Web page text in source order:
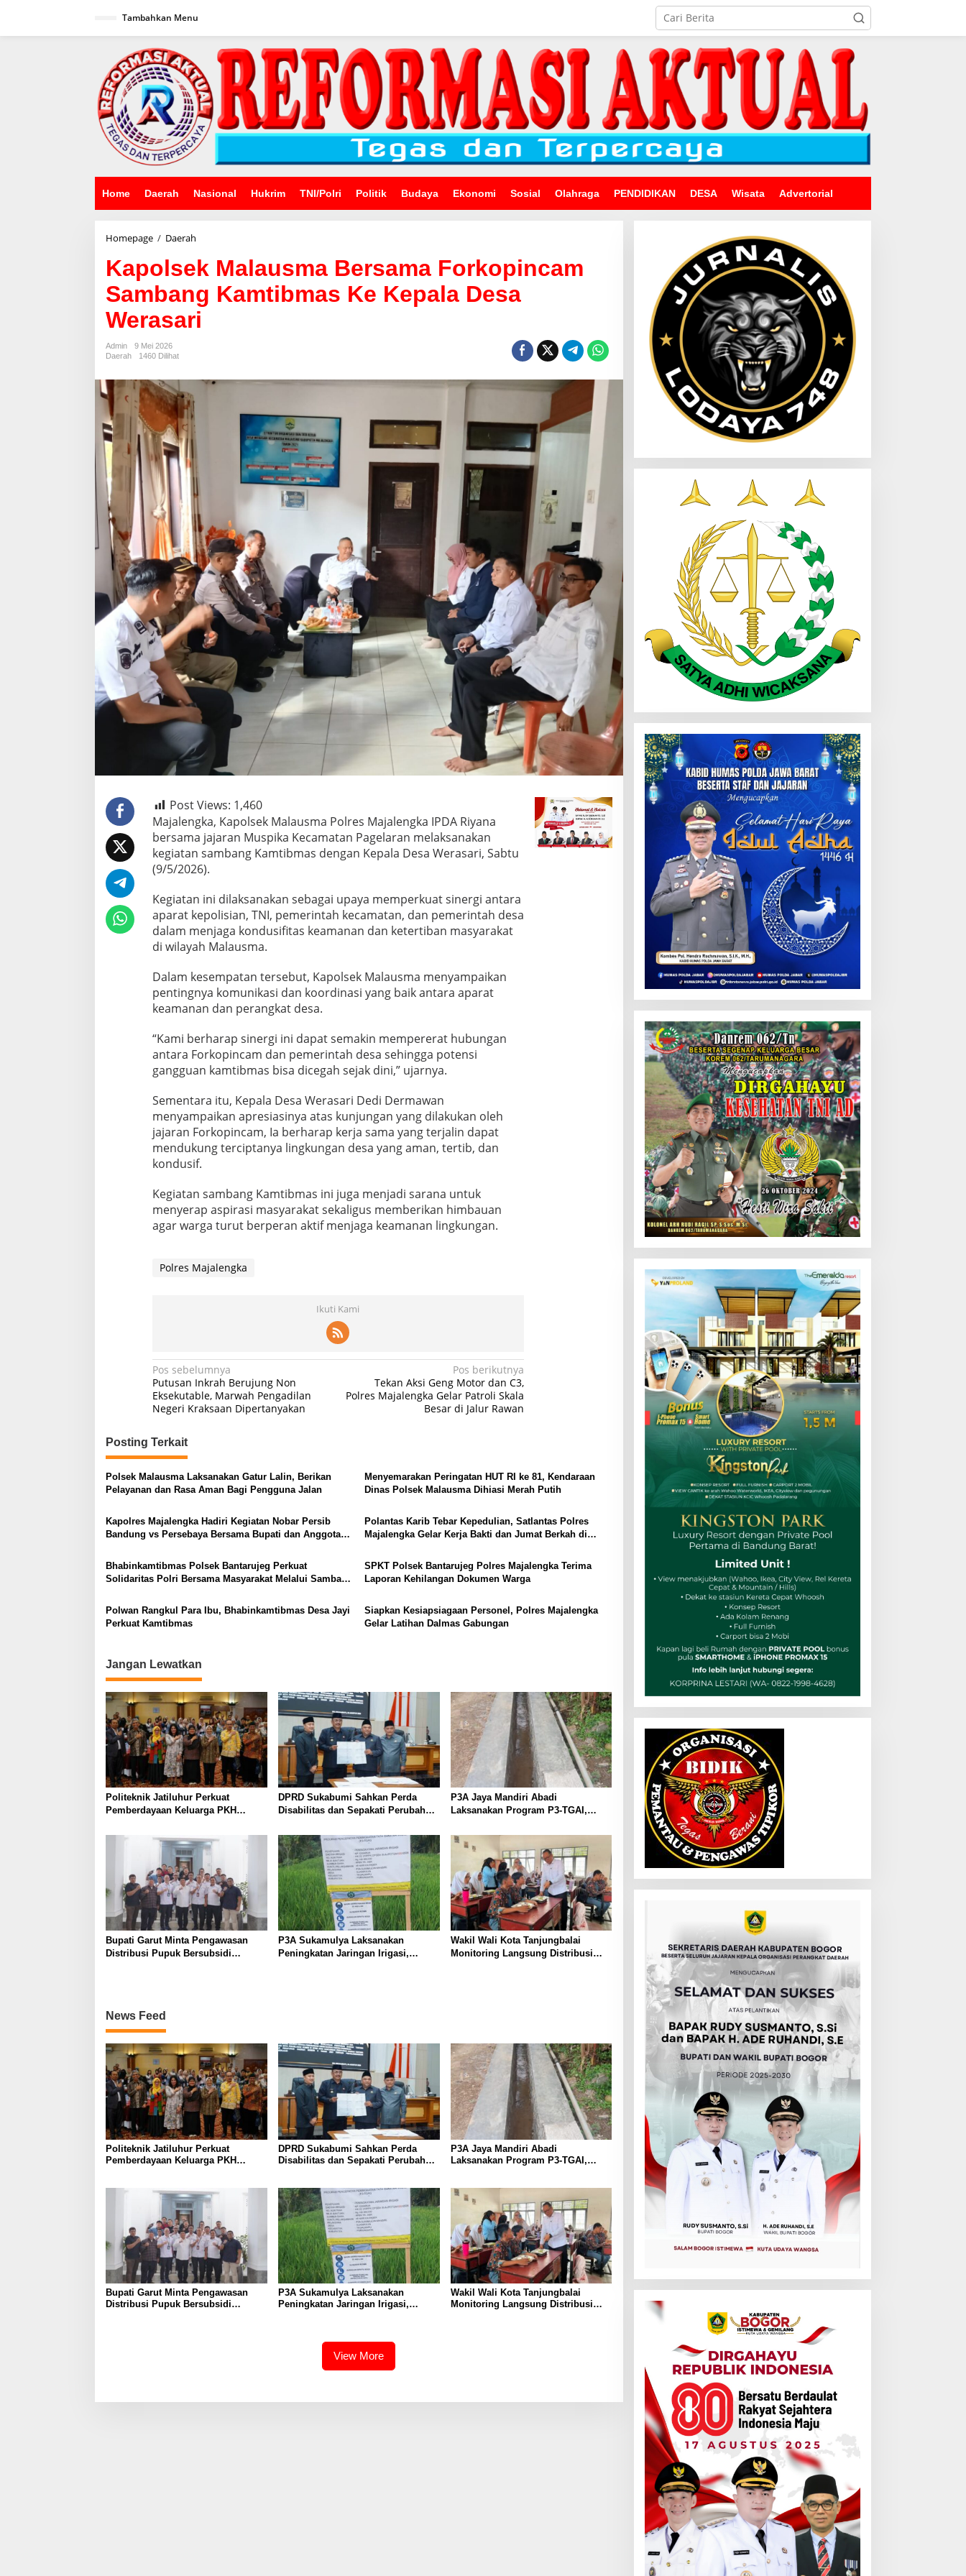
Tambahkan Menu
Home Daerah Nasional Hukrim TNI/Polri Politik Budaya Ekonomi Sosial Olahraga PENDIDIKAN DESA Wisata Advertorial
Homepage / Daerah
Bersama
Forkopincam
Sambang
Kamtibmas
Ke
Kepala
Kapolsek Malausma Bersama Forkopincam
Sambang Kamtibmas Ke Kepala Desa
Werasari
Admin
9 Mei 2026
Daerah
1460 Dilihat
Post Views: 1,460
Majalengka, Kapolsek Malausma Polres Majalengka IPDA Riyana
bersama jajaran Muspika Kecamatan Pagelaran melaksanakan
kegiatan sambang Kamtibmas dengan Kepala Desa Werasari, Sabtu
(9/5/2026).
Kegiatan ini dilaksanakan sebagai upaya memperkuat sinergi antara
aparat kepolisian, TNI, pemerintah kecamatan, dan pemerintah desa
dalam menjaga kondusifitas keamanan dan ketertiban masyarakat
di wilayah Malausma.
Dalam kesempatan tersebut, Kapolsek Malausma menyampaikan
pentingnya komunikasi dan koordinasi yang baik antara aparat
keamanan dan perangkat desa.
“Kami berharap sinergi ini dapat semakin mempererat hubungan
antara Forkopincam dan pemerintah desa sehingga potensi
gangguan kamtibmas bisa dicegah sejak dini,” ujarnya.
Sementara itu, Kepala Desa Werasari Dedi Dermawan
menyampaikan apresiasinya atas kunjungan yang dilakukan oleh
jajaran Forkopincam, Ia berharap kerja sama yang terjalin dapat
mendukung terciptanya lingkungan desa yang aman, tertib, dan
kondusif.
Kegiatan sambang Kamtibmas ini juga menjadi sarana untuk
menyerap aspirasi masyarakat sekaligus memberikan himbauan
agar warga turut berperan aktif menjaga keamanan lingkungan.
Polres Majalengka
Ikuti Kami
Navigasi
pos
Pos sebelumnya
Putusan Inkrah Berujung Non
Eksekutable, Marwah Pengadilan
Negeri Kraksaan Dipertanyakan
Pos berikutnya
Tekan Aksi Geng Motor dan C3,
Polres Majalengka Gelar Patroli Skala
Besar di Jalur Rawan
Posting Terkait
Polsek Malausma Laksanakan Gatur Lalin, Berikan
Pelayanan dan Rasa Aman Bagi Pengguna Jalan
Menyemarakan Peringatan HUT RI ke 81, Kendaraan
Dinas Polsek Malausma Dihiasi Merah Putih
Kapolres Majalengka Hadiri Kegiatan Nobar Persib
Bandung vs Persebaya Bersama Bupati dan Anggota
Polantas Karib Tebar Kepedulian, Satlantas Polres
Majalengka Gelar Kerja Bakti dan Jumat Berkah di
Bhabinkamtibmas Polsek Bantarujeg Perkuat
Solidaritas Polri Bersama Masyarakat Melalui Sambang
SPKT Polsek Bantarujeg Polres Majalengka Terima
Laporan Kehilangan Dokumen Warga
Polwan Rangkul Para Ibu, Bhabinkamtibmas Desa Jayi
Perkuat Kamtibmas
Siapkan Kesiapsiagaan Personel, Polres Majalengka
Gelar Latihan Dalmas Gabungan
Jangan Lewatkan
Politeknik Jatiluhur Perkuat
Pemberdayaan Keluarga PKH
DPRD Sukabumi Sahkan Perda
Disabilitas dan Sepakati Perubahan
P3A Jaya Mandiri Abadi
Laksanakan Program P3-TGAI,
Wanayasa
Bupati Garut Minta Pengawasan
Distribusi Pupuk Bersubsidi
P3A Sukamulya Laksanakan
Peningkatan Jaringan Irigasi,
Wakil Wali Kota Tanjungbalai
Monitoring Langsung Distribusi
News Feed
Politeknik Jatiluhur Perkuat
Pemberdayaan Keluarga PKH
DPRD Sukabumi Sahkan Perda
Disabilitas dan Sepakati Perubahan
P3A Jaya Mandiri Abadi
Laksanakan Program P3-TGAI,
Bupati Garut Minta Pengawasan
Distribusi Pupuk Bersubsidi
P3A Sukamulya Laksanakan
Peningkatan Jaringan Irigasi,
Wakil Wali Kota Tanjungbalai
Monitoring Langsung Distribusi
View More